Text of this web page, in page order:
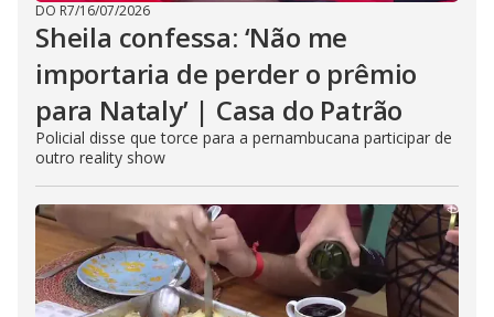
DO R7/16/07/2026
Sheila confessa: ‘Não me
importaria de perder o prêmio
para Nataly’ | Casa do Patrão
Policial disse que torce para a pernambucana participar de
outro reality show